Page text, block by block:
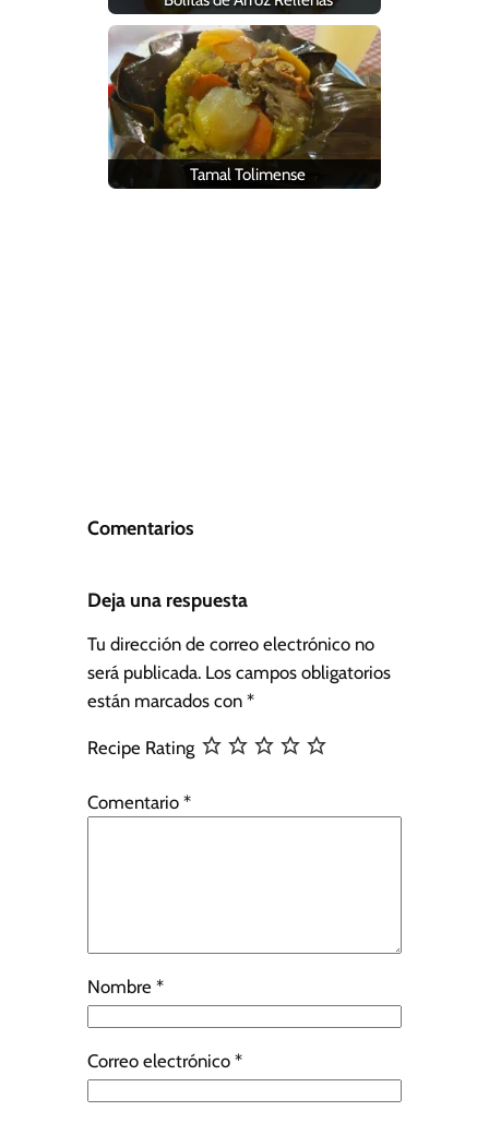
Tamal Tolimense
Comentarios
Deja una respuesta
Tu dirección de correo electrónico no
será publicada. Los campos obligatorios
están marcados con *
Recipe Rating
Comentario *
Nombre *
Correo electrónico *